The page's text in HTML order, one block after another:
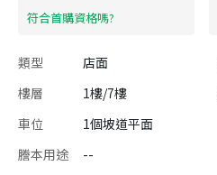
​符合首購資格嗎?
類型 店面
樓層
1樓/7樓
車位
1個坡道平面
謄本用途
--